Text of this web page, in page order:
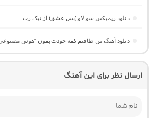
دانلود ریمیکس سو لاو (پس عشق) از تیک رپ
دانلود آهنگ من طاقتم کمه خودت بمون “هوش
ارسال نظر برای این آهنگ